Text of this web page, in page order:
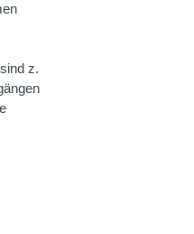
z.